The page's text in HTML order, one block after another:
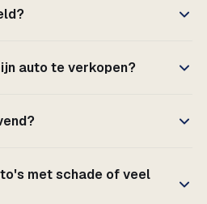
auto te verkopen?
met schade of veel